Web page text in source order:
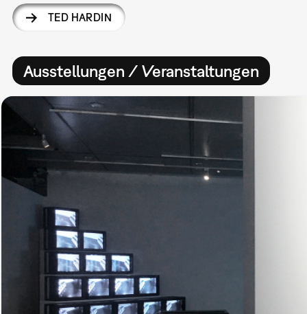
TED HARDIN
Ausstellungen / Veranstaltungen